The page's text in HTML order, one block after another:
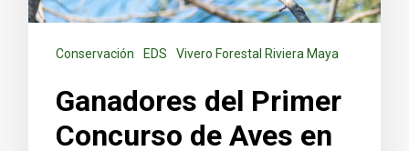
Conservación EDS Vivero Forestal Riviera Maya
Ganadores del Primer
Concurso de Aves en